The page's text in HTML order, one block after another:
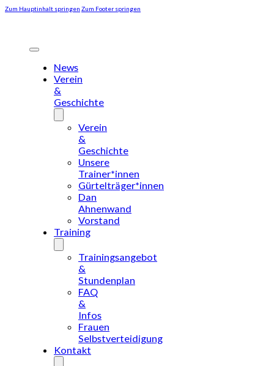
Zum Hauptinhalt springen Zum Footer springen
News
Verein
&
Geschichte
Verein
&
Geschichte
Unsere
Trainer*innen
Gürtelträger*innen
Dan
Ahnenwand
Vorstand
Training
Trainingsangebot
&
Stundenplan
FAQ
&
Infos
Frauen
Selbstverteidigung
Kontakt